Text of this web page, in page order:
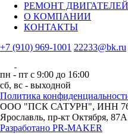
РЕМОНТ ДВИГАТЕЛЕЙ
О КОМПАНИИ
КОНТАКТЫ
+7 (910) 969-1001 22233@bk.ru
пн - пт с 9:00 до 16:00
сб, вс - выходной
Политика
ООО "ПСК САТУРН", ИНН
Ярославль, пр-кт Октября, 87А
Разработано PR-MAKER